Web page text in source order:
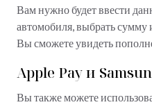
Вам нужно будет ввести
автомобиля, выбрать сумму
Вы сможете увидеть
Apple Pay и
Вы также можете